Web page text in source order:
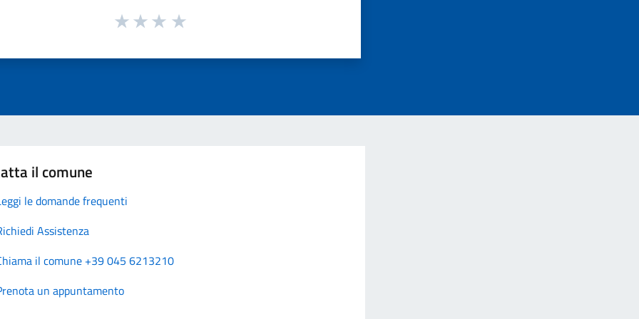
il comune
le domande frequenti
Assistenza
il comune +39 045 6213210
un appuntamento